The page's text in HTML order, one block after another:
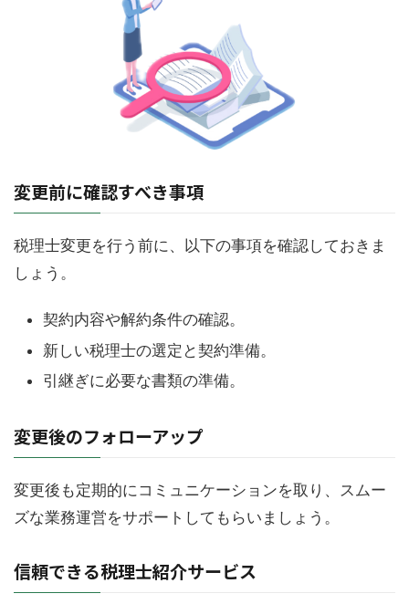
変更前に確認すべき事項
税理士変更を行う前に、以下の事項を確認しておきま
しょう。
契約内容や解約条件の確認。
新しい税理士の選定と契約準備。
引継ぎに必要な書類の準備。
変更後のフォローアップ
変更後も定期的にコミュニケーションを取り、スムー
ズな業務運営をサポートしてもらいましょう。
信頼できる税理士紹介サービス